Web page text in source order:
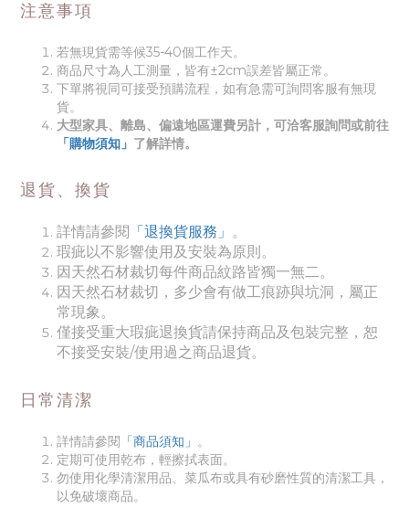
注意事項
若無現貨需等候35-40個工作天。
商品尺寸為人工測量，皆有±2cm誤差皆屬正常。
下單將視同可接受預購流程，如有急需可詢問客服有無現
貨。
大型家具、離島、偏遠地區運費另計，可洽客服詢問或前往
「購物須知」 了解詳情。
退貨、換貨
詳情請參閱 「退換貨服務」 。
瑕疵以不影響使用及安裝為原則。
因天然石材裁切每件商品紋路皆獨一無二。
因天然石材裁切，多少會有做工痕跡與坑洞，屬正
常現象。
僅接受重大瑕疵退換貨請保持商品及包裝完整，恕
不接受安裝/使用過之商品退貨。
日常清潔
詳情請參閱 「商品須知 」 。
定期可使用乾布，輕擦拭表面。
勿使用化學清潔用品、菜瓜布或具有砂磨性質的清潔工具，
以免破壞商品。